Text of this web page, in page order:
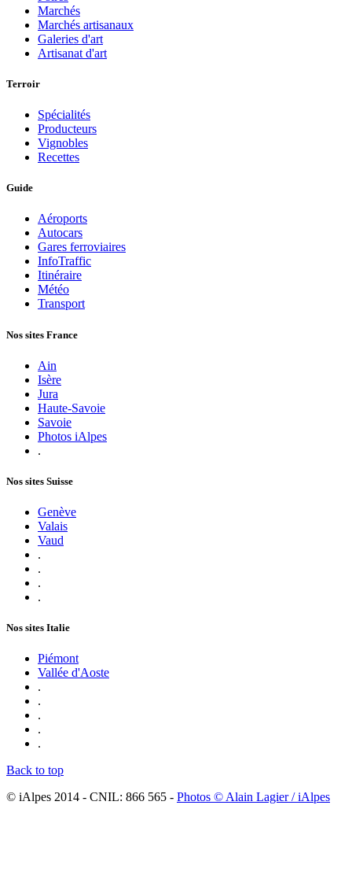
Marchés
Marchés artisanaux
Galeries d'art
Artisanat d'art
Terroir
Spécialités
Producteurs
Vignobles
Recettes
Guide
Aéroports
Autocars
Gares ferroviaires
InfoTraffic
Itinéraire
Météo
Transport
Nos sites France
Ain
Isère
Jura
Haute-Savoie
Savoie
Photos iAlpes
.
Nos sites Suisse
Genève
Valais
Vaud
.
.
.
.
Nos sites Italie
Piémont
Vallée d'Aoste
.
.
.
.
.
Back to top
© iAlpes 2014 - CNIL: 866 565 - Photos © Alain Lagier / iAlpes